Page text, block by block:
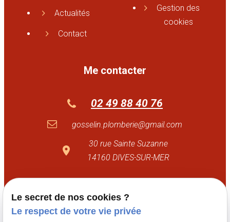
Actualités
Contact
Gestion des
cookies
Me contacter
02 49 88 40 76
gosselin.plomberie@gmail.com
30 rue Sainte Suzanne
14160 DIVES-SUR-MER
Numéro de SIRET :81002879500013
Le secret de nos cookies ?
Le respect de votre vie privée